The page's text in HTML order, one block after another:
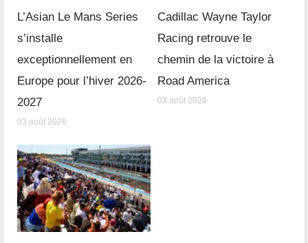
L’Asian Le Mans Series
s’installe
exceptionnellement en
Europe pour l’hiver 2026-
2027
03 août 2026
Cadillac Wayne Taylor
Racing retrouve le
chemin de la victoire à
Road America
03 août 2026